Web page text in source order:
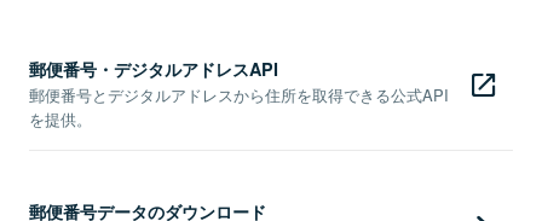
郵便番号・デジタルアドレスAPI
郵便番号とデジタルアドレスから住所を取得できる公式API
を提供。
郵便番号データのダウンロード